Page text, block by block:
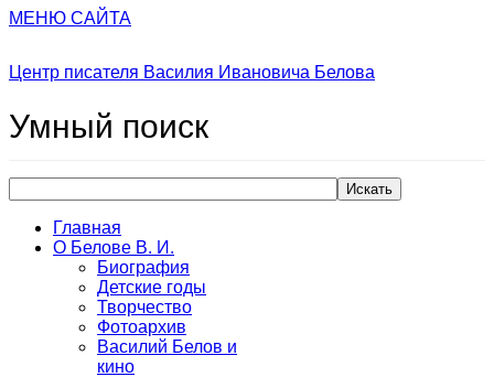
МЕНЮ САЙТА
Центр писателя Василия Ивановича Белова
Умный поиск
Искать
Главная
О Белове В. И.
Биография
Детские годы
Творчество
Фотоархив
Василий Белов и
кино